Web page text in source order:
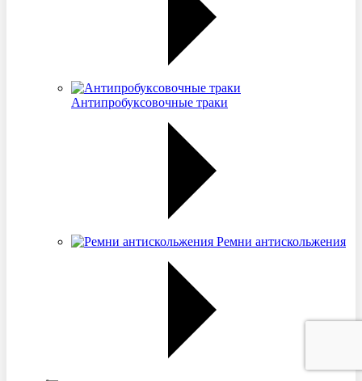
Антипробуксовочные траки
Ремни антискольжения